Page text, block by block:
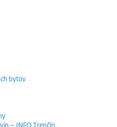
bytov
– INFO Trenčín